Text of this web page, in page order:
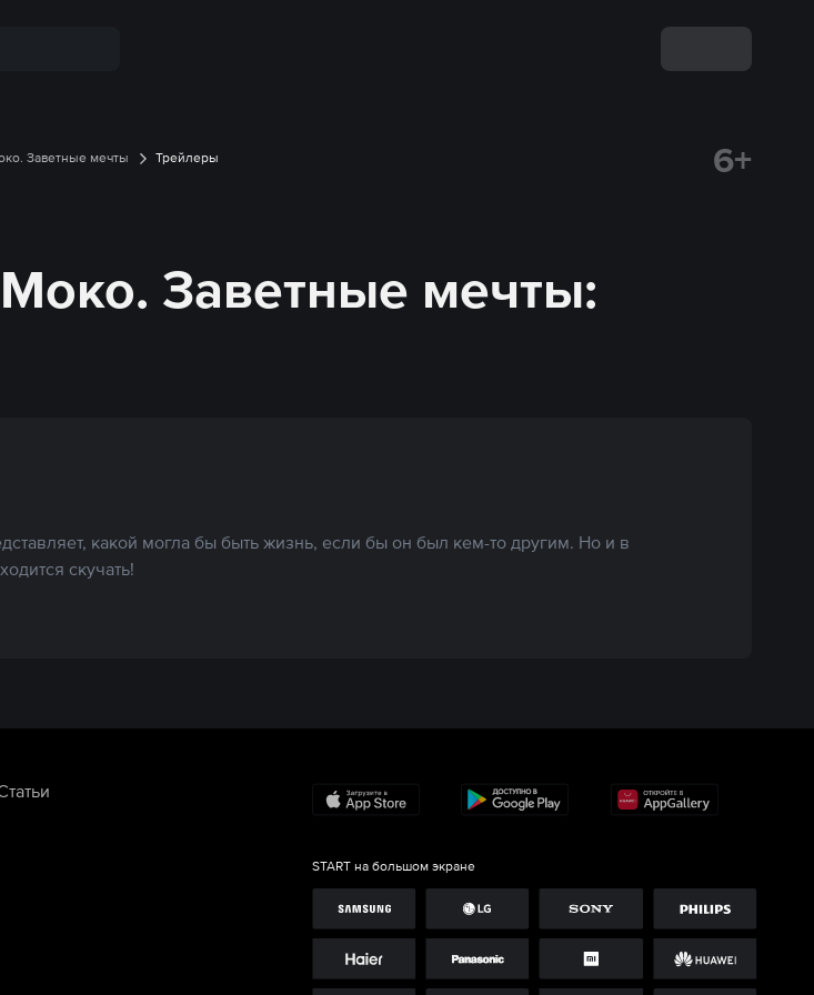
Заветные мечты Трейлеры 6+
Заветные мечты:
какой могла бы быть жизнь, если бы он был кем-то другим. Но и в
скучать!
START на большом экране